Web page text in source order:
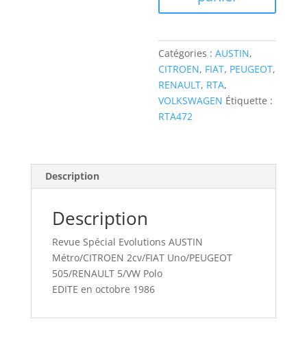
Métro/CITROEN
505/RENAULT
5/VW
Polo
Catégories :AUSTIN,
CITROEN, FIAT, PEUGEOT,
RENAULT, RTA,
VOLKSWAGEN Étiquette :
RTA472
Description
Description
Revue Spécial Evolutions AUSTIN
Métro/CITROEN 2cv/FIAT Uno/PEUGEOT
505/RENAULT 5/VW Polo
EDITE en octobre 1986